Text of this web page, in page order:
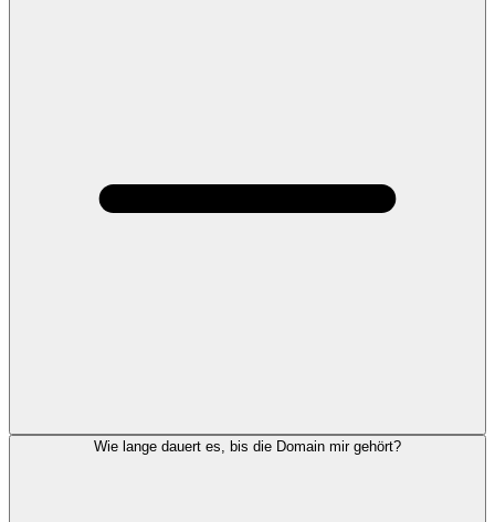
Wie lange dauert es, bis die Domain mir gehört?